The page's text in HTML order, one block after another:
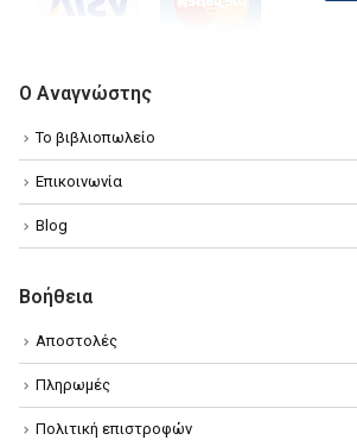
Ο Αναγνώστης
Το βιβλιοπωλείο
Επικοινωνία
Blog
Βοήθεια
Αποστολές
Πληρωμές
Πολιτική επιστροφών